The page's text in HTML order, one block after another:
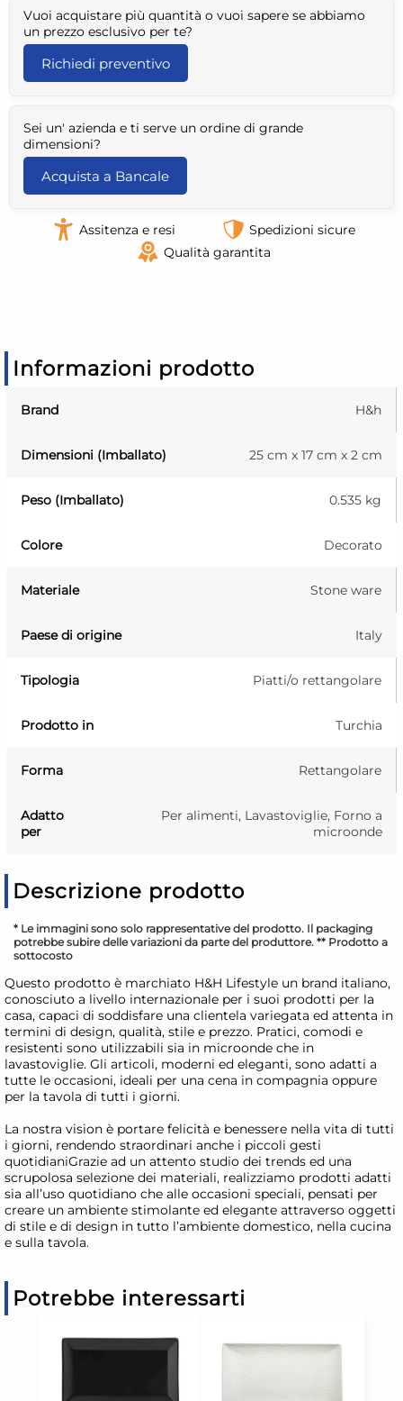
Vuoi acquistare più quantità o vuoi sapere se abbiamo
un prezzo esclusivo per te?
Richiedi preventivo
Sei un' azienda e ti serve un ordine di grande
dimensioni?
Acquista a Bancale
Assitenza e resi
Spedizioni sicure
Qualità garantita
Informazioni prodotto
Brand H&h
Dimensioni (Imballato) 25 cm x 17 cm x 2 cm
Peso (Imballato) 0.535 kg
Colore Decorato
Materiale Stone ware
Paese di origine Italy
Tipologia Piatti/o rettangolare
Prodotto in Turchia
Forma Rettangolare
Adatto
per
Per alimenti, Lavastoviglie, Forno a
microonde
Descrizione prodotto
* Le immagini sono solo rappresentative del prodotto. Il packaging
potrebbe subire delle variazioni da parte del produttore. ** Prodotto a
sottocosto
Questo prodotto è marchiato H&H Lifestyle un brand italiano,
conosciuto a livello internazionale per i suoi prodotti per la
casa, capaci di soddisfare una clientela variegata ed attenta in
termini di design, qualità, stile e prezzo. Pratici, comodi e
resistenti sono utilizzabili sia in microonde che in
lavastoviglie. Gli articoli, moderni ed eleganti, sono adatti a
tutte le occasioni, ideali per una cena in compagnia oppure
per la tavola di tutti i giorni.
La nostra vision è portare felicità e benessere nella vita di tutti
i giorni, rendendo straordinari anche i piccoli gesti
quotidianiGrazie ad un attento studio dei trends ed una
scrupolosa selezione dei materiali, realizziamo prodotti adatti
sia all’uso quotidiano che alle occasioni speciali, pensati per
creare un ambiente stimolante ed elegante attraverso oggetti
di stile e di design in tutto l’ambiente domestico, nella cucina
e sulla tavola.
Potrebbe interessarti